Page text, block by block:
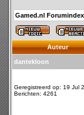
Gamed.nl Forumindex
Auteur
dantekloon
Geregistreerd op: 19 Jul
Berichten: 4261